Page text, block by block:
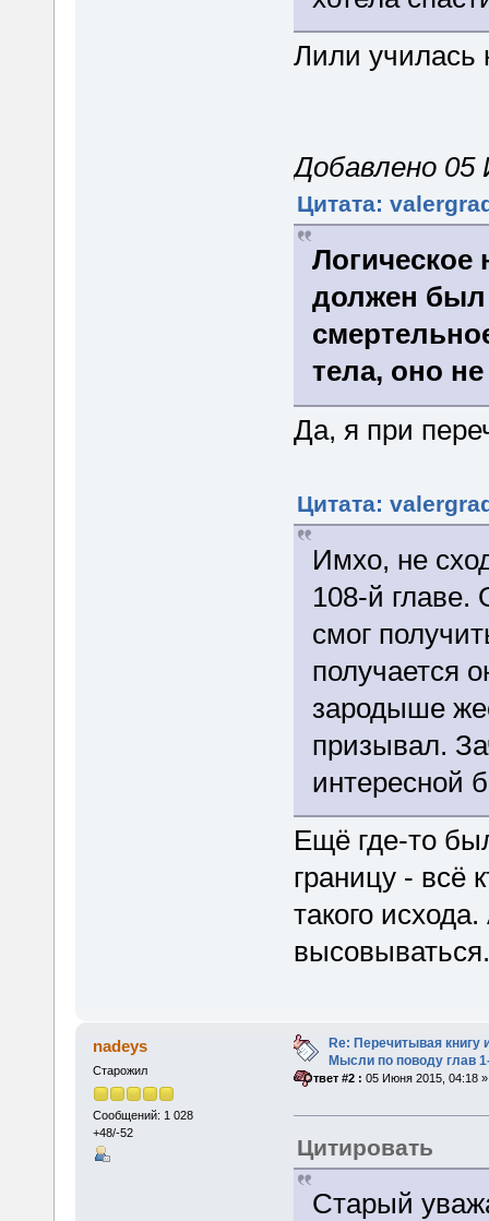
Лили
Добавлено 05
Цитата:
Логическое
должен был
тела, оно
Да, я при
Цитата:
Имхо, не
108-й главе.
смог
получается
зародыше
призывал.
интересной
Ещё где-то
границу - всё
такого
высовываться.
nadeys
Старожил
Сообщений: 1 028
+48/-52
Re: Перечитывая книгу
Мысли по поводу глав
«Ответ #2 : 05 Июня 2015, 04:18 »
Цитировать
Старый